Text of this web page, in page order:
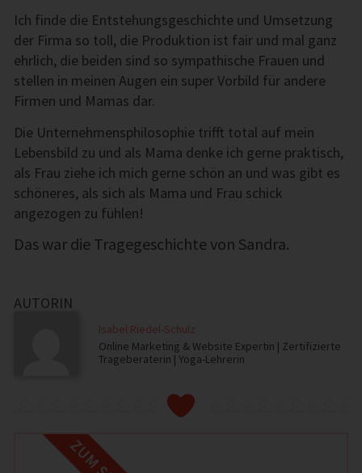
Ich finde die Entstehungsgeschichte und Umsetzung
der Firma so toll, die Produktion ist fair und mal ganz
ehrlich, die beiden sind so sympathische Frauen und
stellen in meinen Augen ein super Vorbild für andere
Firmen und Mamas dar.
Die Unternehmensphilosophie trifft total auf mein
Lebensbild zu und als Mama denke ich gerne praktisch,
als Frau ziehe ich mich gerne schön an und was gibt es
schöneres, als sich als Mama und Frau schick
angezogen zu fühlen!
Das war die Tragegeschichte von Sandra.
AUTORIN
Isabel Riedel-Schulz
Online Marketing & Website Expertin | Zertifizierte
Trageberaterin | Yoga-Lehrerin